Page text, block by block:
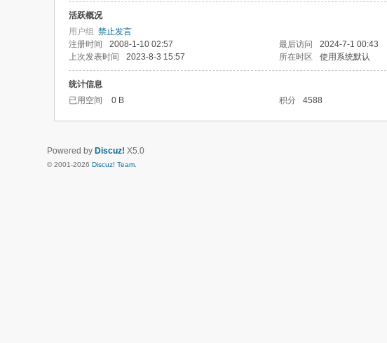
活跃概况
用户组 禁止发言
注册时间
2008-1-10 02:57 最后访问 2024-7-1 00:43
上次发表时间
2023-8-3 15:57 所在时区 使用系统默认
统计信息
已用空间
0 B 积分 4588
Powered by Discuz! X5.0
© 2001-2026 Discuz! Team